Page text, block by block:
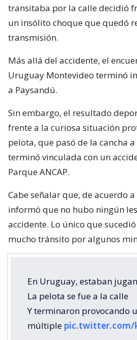
transitaba por la calle decidió
un insólito choque que quedó
transmisión.
Más allá del accidente, el
Uruguay Montevideo terminó
a Paysandú.
Sin embargo, el resultado
frente a la curiosa situación
pelota, que pasó de la cancha
terminó vinculada con un
Parque ANCAP.
Cabe señalar que, de acuerdo
informó que no hubo ningún
accidente. Lo único que
mucho tránsito por algunos
En Uruguay, estaban
La pelota se fue a la calle
Y terminaron provocando
múltiple pic.twitter.com/